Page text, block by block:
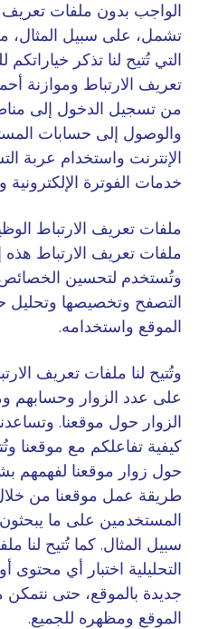
الواجب بدون ملفات تعريف
تشمل، على سبيل المثال،
التي تُتيح لنا تذكر
تعريف الارتباط وموازنة
من تسجيل الدخول إلى
والوصول إلى حسابات
الإنترنت واستخدام عربة
خدمات الفوترة
ملفات تعريف الارتباط
ملفات تعريف الارتباط هذه
وتُستخدم لتحسين
التصفح وتخصيصها وتحليل
الموقع واستخدامه.
وتُتيح لنا ملفات تعريف
على عدد الزوار وحسابهم
الزوار حول موقعنا.
كيفية تفاعلكم مع موقعنا
حول زوار موقعنا لفهمهم
طريقة عمل موقعنا من
المستخدمين على ما
سبيل المثال. كما تُتيح لنا
التحليلية اختبار أي
جديدة بالموقع، حتى
الموقع ومظهره للجميع.